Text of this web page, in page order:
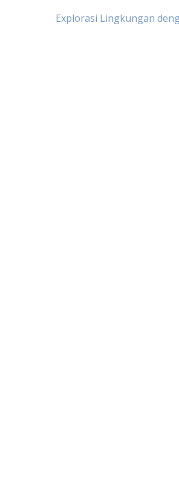
Post
Explorasi Lingkungan